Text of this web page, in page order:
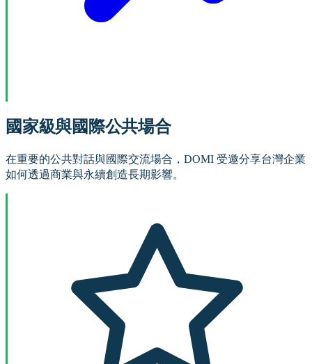
國家級與國際公共場合
在重要的公共對話與國際交流場合，DOMI 受邀分享台灣企業
如何透過商業與永續創造長期影響。